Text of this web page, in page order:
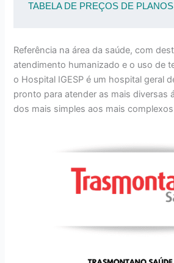
TABELA DE PREÇOS DE
Referência na área da saúde, com
atendimento humanizado e o uso de
o Hospital IGESP é um hospital geral
pronto para atender as mais diversas
dos mais simples aos mais